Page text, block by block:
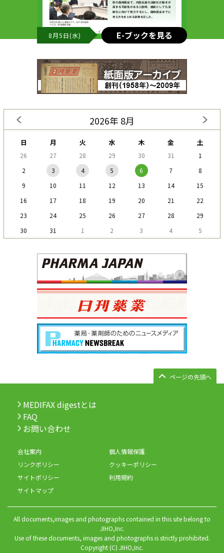
8月5日(水) E-ブックを見る
2026年 8月
日 月 火 水 木 金 土
26 27 28 29 30 31
1
2
3 4 5 6 7
8
9
10 11 12 13 14
15
16
17 18 19 20 21
22
23
24 25 26 27 28
29
30
31 1 2 3 4 5
ページの先頭へ
MEDIFAX digestとは
FAQ
お問い合わせ
会社案内
個人情報保護
リンクポリシー
クッキーポリシー
サイトポリシー
利用規約
サイトマップ
All documents,images and photographs contained in this site belong to
JIHO,Inc.
Use of these documents, images and photographs is strictly prohibited.
Copyright (C) JIHO,Inc.